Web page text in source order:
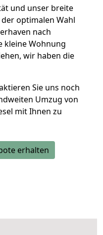
und unser breite
optimalen Wahl
nach
kleine Wohnung
wir haben die
Sie uns noch
Umzug von
mit Ihnen zu
erhalten